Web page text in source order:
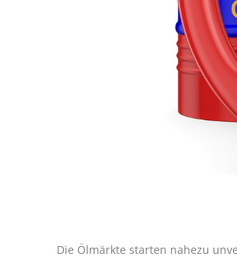
Die Ölmärkte starten nahezu